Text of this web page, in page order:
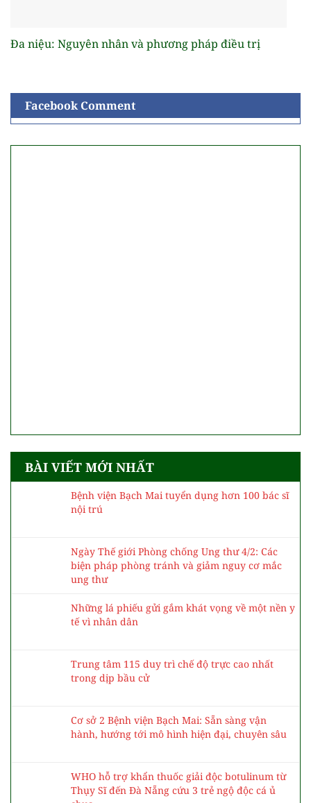
Đa niệu: Nguyên nhân và phương pháp điều trị
Facebook Comment
BÀI VIẾT MỚI NHẤT
Bệnh viện Bạch Mai tuyển dụng hơn 100 bác sĩ
nội trú
Ngày Thế giới Phòng chống Ung thư 4/2: Các
biện pháp phòng tránh và giảm nguy cơ mắc
ung thư
Những lá phiếu gửi gắm khát vọng về một nền y
tế vì nhân dân
Trung tâm 115 duy trì chế độ trực cao nhất
trong dịp bầu cử
Cơ sở 2 Bệnh viện Bạch Mai: Sẵn sàng vận
hành, hướng tới mô hình hiện đại, chuyên sâu
WHO hỗ trợ khẩn thuốc giải độc botulinum từ
Thụy Sĩ đến Đà Nẵng cứu 3 trẻ ngộ độc cá ủ